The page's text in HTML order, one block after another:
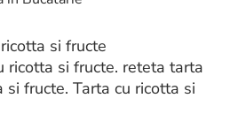
si fructe
ricotta si fructe. reteta tarta
si fructe. Tarta cu ricotta si